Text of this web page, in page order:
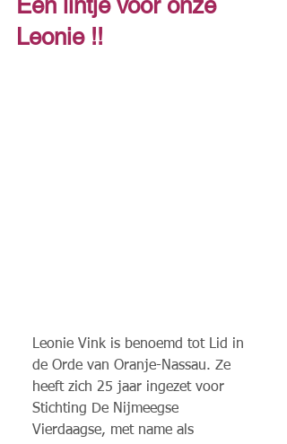
Een lintje voor onze
Leonie !!
Leonie Vink is benoemd tot Lid in
de Orde van Oranje-Nassau. Ze
heeft zich 25 jaar ingezet voor
Stichting De Nijmeegse
Vierdaagse, met name als